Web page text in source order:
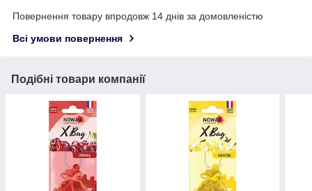
Повернення товару впродовж 14 днів за домовленістю
Всі умови повернення
Подібні товари компанії